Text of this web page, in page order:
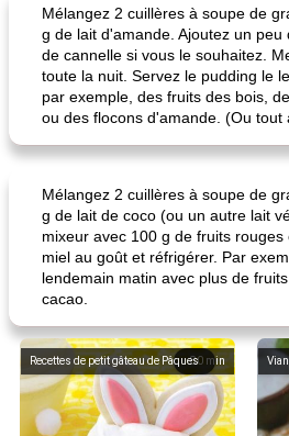
Mélangez 2 cuillères à soupe de
g de lait d'amande. Ajoutez un
de cannelle si vous le souhaitez.
toute la nuit. Servez le pudding le
par exemple, des fruits des bois,
ou des flocons d'amande. (Ou tout
Mélangez 2 cuillères à soupe de
g de lait de coco (ou un autre lait
mixeur avec 100 g de fruits rouges
miel au goût et réfrigérer. Par
lendemain matin avec plus de
cacao.
80 min
Recettes de petit gâteau de Pâques